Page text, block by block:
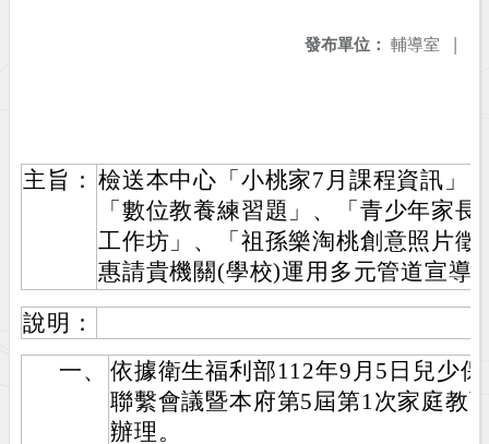
發布單位： 輔導室 |
主旨： 檢送本中心「小桃家7月課程資訊」
「數位教養練習題」、「青少年家
工作坊」、「祖孫樂淘桃創意照片徵
惠請貴機關(學校)運用多元管道宣導
說明：
一、
依據衛生福利部112年9月5日兒少
聯繫會議暨本府第5屆第1次家庭教
辦理。